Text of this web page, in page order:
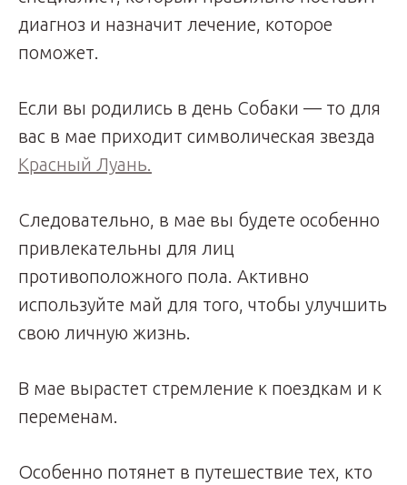
диагноз и назначит лечение, которое
поможет.
Если вы родились в день Собаки — то для
вас в мае приходит символическая звезда
Красный Луань.
Следовательно, в мае вы будете особенно
привлекательны для лиц
противоположного пола. Активно
используйте май для того, чтобы улучшить
свою личную жизнь.
В мае вырастет стремление к поездкам и к
переменам.
Особенно потянет в путешествие тех, кто